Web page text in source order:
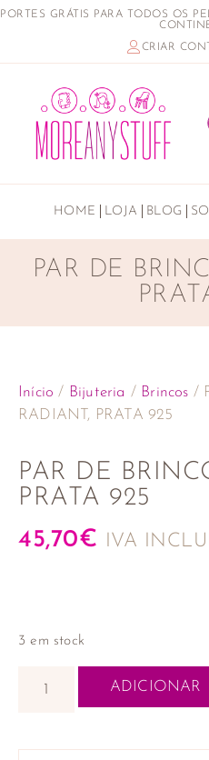
PORTES GRÁTIS PARA TODOS OS
CRIAR
HOME LOJA BLOG
PAR DE
Início / Bijuteria / Brincos /
RADIANT, PRATA 925
PAR DE
PRATA 925
45,70€ IVA
3 em stock
ADICIONAR